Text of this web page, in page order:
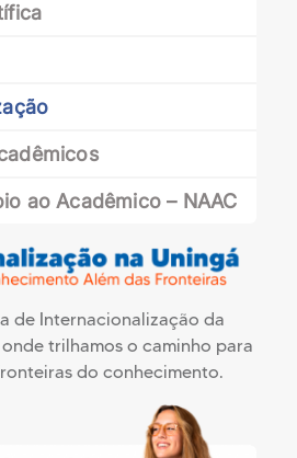
ao Acadêmico – NAAC
de Internacionalização da
trilhamos o caminho para
do conhecimento.